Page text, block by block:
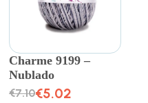
Charme 9199 –
Nublado
€7.10€5.02